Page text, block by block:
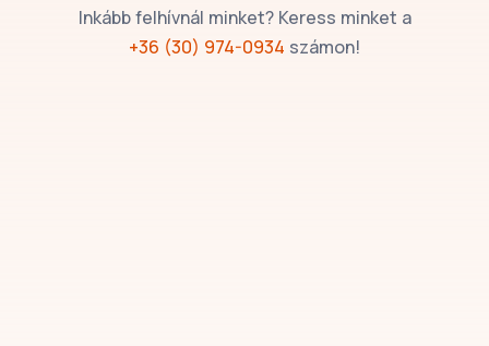
Inkább felhívnál minket? Keress minket a
+36 (30) 974-0934 számon!